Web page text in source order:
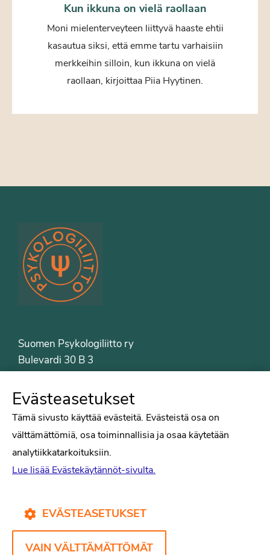
Kun ikkuna on vielä raollaan
Moni mielenterveyteen liittyvä haaste ehtii
kasautua siksi, että emme tartu varhaisiin
merkkeihin silloin, kun ikkuna on vielä
raollaan, kirjoittaa Piia Hyytinen.
Suomen Psykologiliitto ry
Bulevardi 30 B 3
Puh. 09-6122 9122
Psykologiliiton sivut
Tiede
Puheenvuorot
Kirjat
Yhteystiedot
Evästeasetukset
Tämä sivusto käyttää evästeitä. Evästeistä osa on
välttämättömiä, osa toiminnallisia ja osaa käytetään
analytiikkatarkoituksiin.
Lue lisää Evästekäytännöt-sivulta.
EVÄSTEASETUKSET
VAIN VÄLTTÄMÄTTÖMÄT